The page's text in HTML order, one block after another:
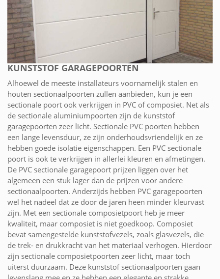
KUNSTSTOF GARAGEPOORTEN
Alhoewel de meeste installateurs voornamelijk stalen en
houten sectionaalpoorten zullen aanbieden, kun je een
sectionale poort ook verkrijgen in PVC of composiet. Net als
de sectionale aluminiumpoorten zijn de kunststof
garagepoorten zeer licht. Sectionale PVC poorten hebben
een lange levensduur, ze zijn onderhoudsvriendelijk en ze
hebben goede isolatie eigenschappen. Een PVC sectionale
poort is ook te verkrijgen in allerlei kleuren en afmetingen.
De PVC sectionale garagepoort prijzen liggen over het
algemeen een stuk lager dan de prijzen voor andere
sectionaalpoorten. Anderzijds hebben PVC garagepoorten
wel het nadeel dat ze door de jaren heen minder kleurvast
zijn. Met een sectionale composietpoort heb je meer
kwaliteit, maar composiet is niet goedkoop. Composiet
bevat samengestelde kunststofvezels, zoals glasvezels, die
de trek- en drukkracht van het materiaal verhogen. Hierdoor
zijn sectionale composietpoorten zeer licht, maar toch
uiterst duurzaam. Deze kunststof sectionaalpoorten gaan